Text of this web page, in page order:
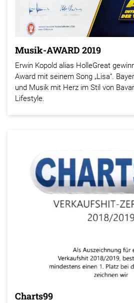
Musik-AWARD 2019
Erwin Kopold alias HolleGreat
Award mit seinem Song „Lisa“.
und Musik mit Herz im Stil von
Lifestyle.
Charts99